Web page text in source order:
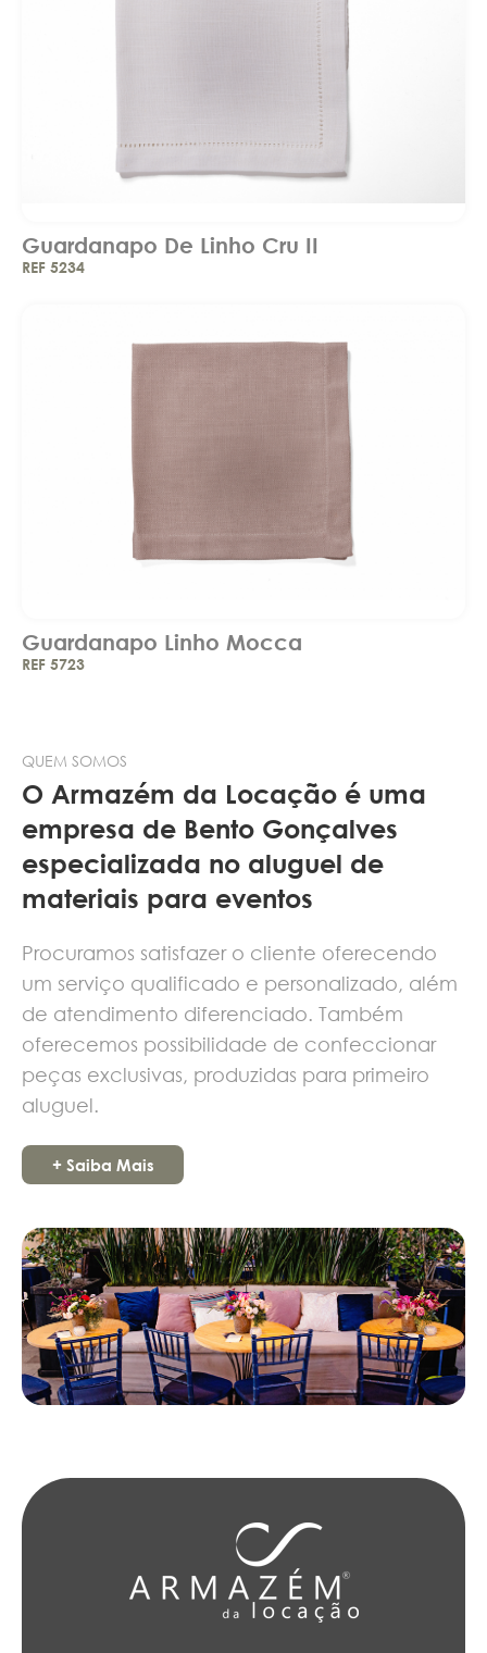
Guardanapo De Linho Cru II
REF 5234
Guardanapo Linho Mocca
REF 5723
QUEM SOMOS
O Armazém da Locação é uma
empresa de Bento Gonçalves
especializada no aluguel de
materiais para eventos
Procuramos satisfazer o cliente oferecendo
um serviço qualificado e personalizado, além
de atendimento diferenciado. Também
oferecemos possibilidade de confeccionar
peças exclusivas, produzidas para primeiro
aluguel.
+ Saiba Mais